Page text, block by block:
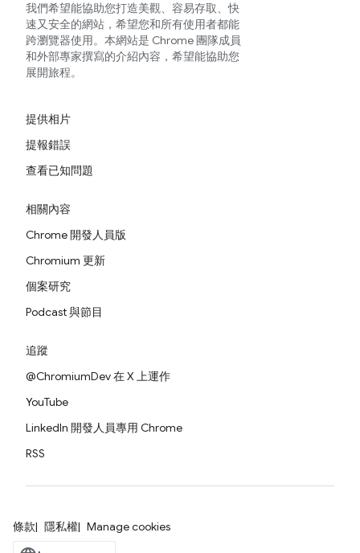
我們希望能協助您打造美觀、容易存取、快
速又安全的網站，希望您和所有使用者都能
跨瀏覽器使用。本網站是 Chrome 團隊成員
和外部專家撰寫的介紹內容，希望能協助您
展開旅程。
提供相片
提報錯誤
查看已知問題
相關內容
Chrome 開發人員版
Chromium 更新
個案研究
Podcast 與節目
追蹤
@ChromiumDev 在 X 上運作
YouTube
LinkedIn 開發人員專用 Chrome
RSS
條款 隱私權 Manage cookies